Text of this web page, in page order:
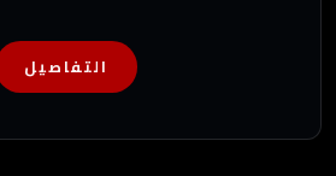
التفاصيل